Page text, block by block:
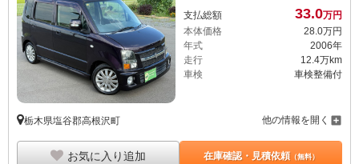
支払総額 33.0万円
本体価格
28.0万円
年式
2006年
走行
12.4万km
車検
車検整備付
栃木県塩谷郡高根沢町 他の情報を開く
お気に入り追加 在庫確認・見積依頼（無料）